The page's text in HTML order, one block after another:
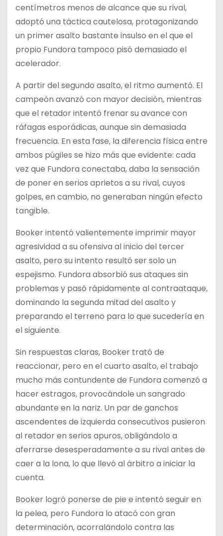
centímetros menos de alcance que su rival,
adoptó una táctica cautelosa, protagonizando
un primer asalto bastante insulso en el que el
propio Fundora tampoco pisó demasiado el
acelerador.
A partir del segundo asalto, el ritmo aumentó. El
campeón avanzó con mayor decisión, mientras
que el retador intentó frenar su avance con
ráfagas esporádicas, aunque sin demasiada
frecuencia. En esta fase, la diferencia física entre
ambos púgiles se hizo más que evidente: cada
vez que Fundora conectaba, daba la sensación
de poner en serios aprietos a su rival, cuyos
golpes, en cambio, no generaban ningún efecto
tangible.
Booker intentó valientemente imprimir mayor
agresividad a su ofensiva al inicio del tercer
asalto, pero su intento resultó ser solo un
espejismo. Fundora absorbió sus ataques sin
problemas y pasó rápidamente al contraataque,
dominando la segunda mitad del asalto y
preparando el terreno para lo que sucedería en
el siguiente.
Sin respuestas claras, Booker trató de
reaccionar, pero en el cuarto asalto, el trabajo
mucho más contundente de Fundora comenzó a
hacer estragos, provocándole un sangrado
abundante en la nariz. Un par de ganchos
ascendentes de izquierda consecutivos pusieron
al retador en serios apuros, obligándolo a
aferrarse desesperadamente a su rival antes de
caer a la lona, lo que llevó al árbitro a iniciar la
cuenta.
Booker logró ponerse de pie e intentó seguir en
la pelea, pero Fundora lo atacó con gran
determinación, acorralándolo contra las